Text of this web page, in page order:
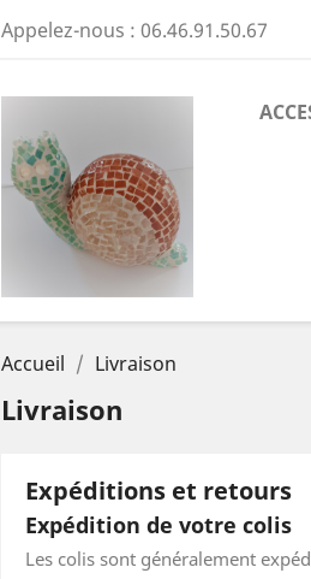
Appelez-nous : 06.46.91.50.67
Accueil Livraison
Livraison
Expéditions et retours
Expédition de votre colis
Les colis sont généralement